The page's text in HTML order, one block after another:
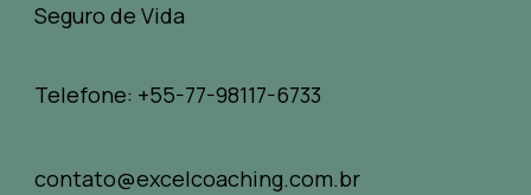
Seguro de Vida
Telefone: +55-77-98117-6733
contato@excelcoaching.com.br